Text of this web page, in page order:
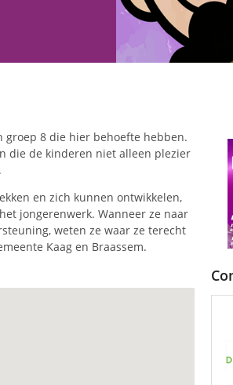
groep 8 die hier behoefte hebben.
die de kinderen niet alleen plezier
en zich kunnen ontwikkelen,
jongerenwerk. Wanneer ze naar
weten ze waar ze terecht
Kaag en Braassem.